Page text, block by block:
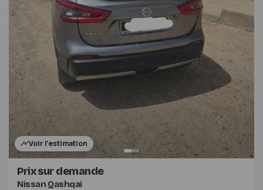
Voir l'estimation
Prix sur demande
Nissan Qashqai